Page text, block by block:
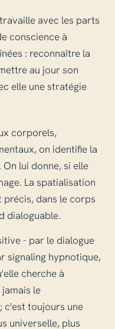
avec les parts
conscience à
: reconnaître la
au jour son
elle une stratégie
corporels,
on identifie la
lui donne, si elle
La spatialisation
dans le corps
dialoguable.
- par le dialogue
signaling hypnotique,
cherche à
le
c'est toujours une
universelle, plus